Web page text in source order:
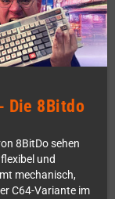
Die 8Bitdo
8BitDo sehen
und
mechanisch,
C64-Variante im